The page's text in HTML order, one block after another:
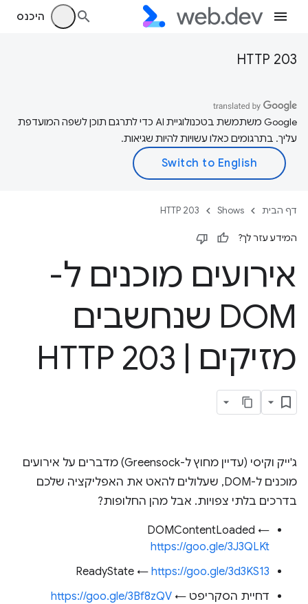
היכנס
HTTP 203
‫Google משתמשת בטכנולוגיית AI כדי לתרגם תוכן לשפה המועדפת
עליך. בתרגומים כאלו עשויות להיות שגיאות.
דף הבית Shows
HTTP 203
המידע עזר לך?
אירועים מוכנים ל-
DOM שנחשבים
מזיקים
ג'ייק וקיסי (עדיין מחוץ ל-Greensock) מדברים על אירועים
מוכנים ל-DOM, שעלולים להאט את האפליקציה שלכם
בדרכים בלתי צפויות. אבל מהן החלופות?
DOMContentLoaded ←
https://goo.gle/3J3QLKt
ReadyState ← https://goo.gle/3d3KS13
דחיית הסקריפט ← https://goo.gle/3Bf8zQV